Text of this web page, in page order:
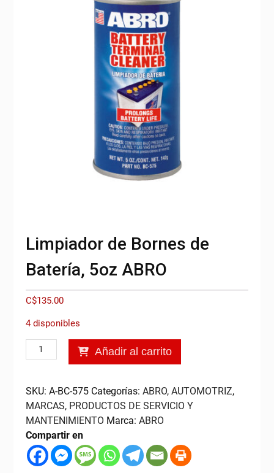
Limpiador de Bornes de
Batería, 5oz ABRO
C$135.00
4 disponibles
Limpiador
de
de
Batería,
5oz
ABRO
cantidad
Añadir al carrito
SKU: A-BC-575 Categorías: ABRO, AUTOMOTRIZ,
MARCAS, PRODUCTOS DE SERVICIO Y
MANTENIMIENTO Marca: ABRO
Compartir en